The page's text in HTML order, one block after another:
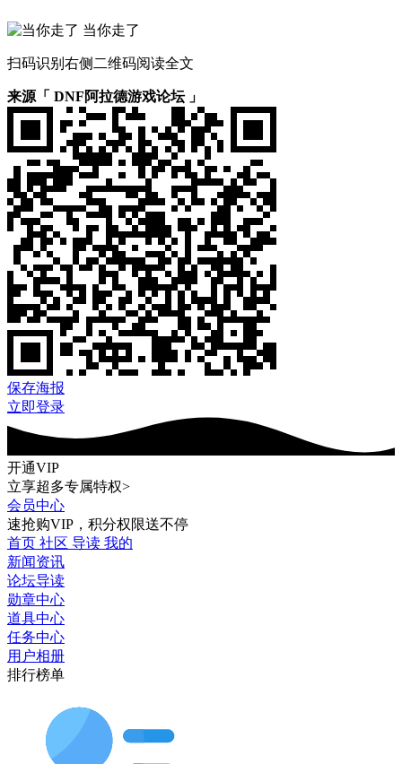
当你走了
扫码识别右侧二维码阅读全文
来源「 DNF阿拉德游戏论坛 」
保存海报
立即登录
开通VIP
立享超多专属特权>
会员中心
速抢购VIP，积分权限送不停
首页 社区 导读 我的
新闻资讯
论坛导读
勋章中心
道具中心
任务中心
用户相册
排行榜单